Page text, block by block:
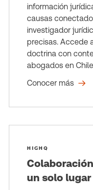
información
causas
investigador
precisas. Accede
doctrina con
abogados en
Conocer más
HIGHQ
un solo lugar